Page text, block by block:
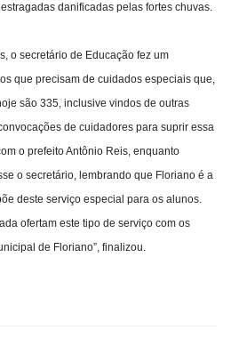
danificadas pelas fortes chuvas.
o secretário de Educação fez um
que precisam de cuidados especiais que,
são 335, inclusive vindos de outras
de cuidadores para suprir essa
o prefeito Antônio Reis, enquanto
o secretário, lembrando que Floriano é a
deste serviço especial para os alunos.
ofertam este tipo de serviço com os
de Floriano”, finalizou.